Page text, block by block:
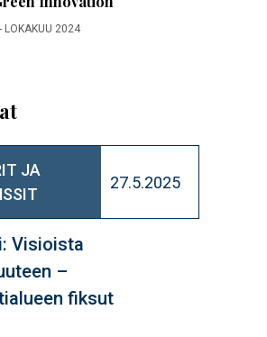
- LOKAKUU 2024
JA
27.5.2025
Visioista
–
fiksut